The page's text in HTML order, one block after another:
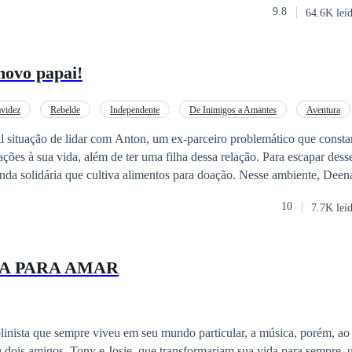
escuela de arte, vive con su novio Daniel que es mecánico en el
9.8 64.6K
papai!
Rebelde Independente De Inimigos a Amantes Aventura
situação de lidar com Anton, um ex-parceiro problemático que
à sua vida, além de ter uma filha dessa relação. Para escapar
solidária que cultiva alimentos para doação. Nesse ambiente,
devido a um incidente em um bar. A questão é a grande diferença
10 7.7K
PARA AMAR
que sempre viveu em seu mundo particular, a música, porém, ao